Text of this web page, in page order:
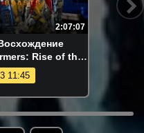
2:07:07
Rise of the
11:45